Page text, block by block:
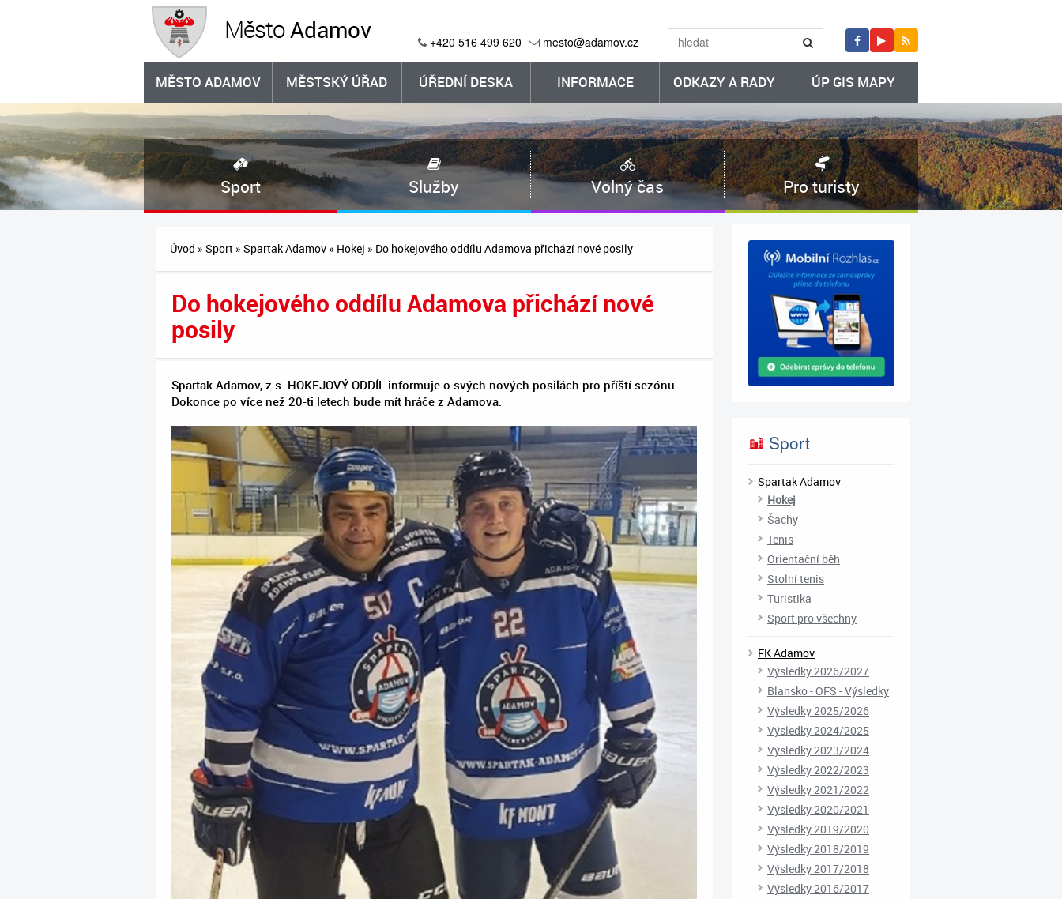
MěstoAdamov +420 516 499 620 mesto@adamov.cz
MĚSTO ADAMOV MĚSTSKÝ ÚŘAD ÚŘEDNÍ DESKA INFORMACE ODKAZY A RADY ÚP GIS MAPY
Sport Služby Volný čas Pro turisty
Úvod » Sport » Spartak Adamov » Hokej » Do hokejového oddílu Adamova přichází nové posily
Do hokejového oddílu Adamova přichází nové
posily
Spartak Adamov, z.s. HOKEJOVÝ ODDÍL informuje o svých nových posilách pro příští sezónu.
Dokonce po více než 20-ti letech bude mít hráče z Adamova.
Sport
Spartak Adamov
Hokej
Šachy
Tenis
Orientační běh
Stolní tenis
Turistika
Sport pro všechny
FK Adamov
Výsledky 2026/2027
Blansko - OFS - Výsledky
Výsledky 2025/2026
Výsledky 2024/2025
Výsledky 2023/2024
Výsledky 2022/2023
Výsledky 2021/2022
Výsledky 2020/2021
Výsledky 2019/2020
Výsledky 2018/2019
Výsledky 2017/2018
Výsledky 2016/2017